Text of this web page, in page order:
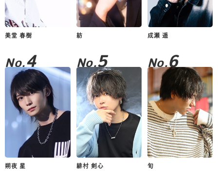
美堂 春樹 紡 成瀬 遥
No.4
朔夜 星
No.5
緋村 剣心
No.6
旬